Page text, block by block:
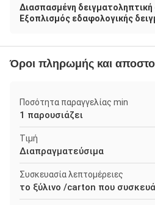
Διασπασμένη
Εξοπλισμός εδαφολογικής
Όροι πληρωμής και
Ποσότητα παραγγελίας min
1 παρουσιάζει
Τιμή
Διαπραγματεύσιμα
Συσκευασία λεπτομέρειες
το ξύλινο /carton που